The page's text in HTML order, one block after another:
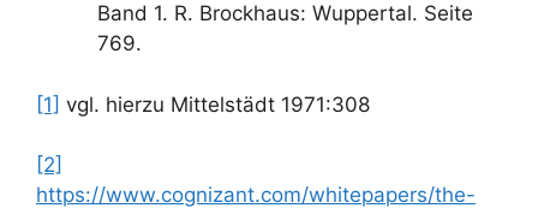
Band 1. R. Brockhaus: Wuppertal. Seite
769.
[1] vgl. hierzu Mittelstädt 1971:308
[2]
https://www.cognizant.com/whitepapers/the-